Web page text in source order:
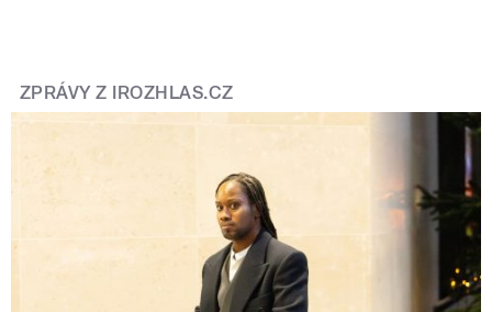
ZPRÁVY Z IROZHLAS.CZ